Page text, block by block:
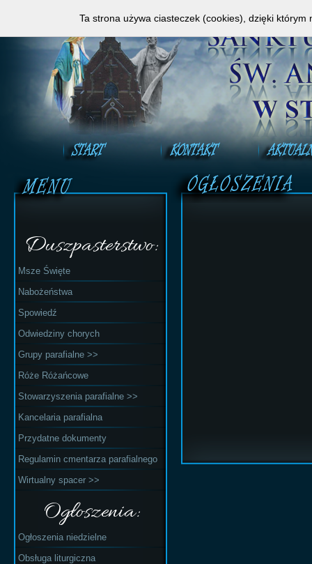
Duszpasterstwo:
Msze Święte
Nabożeństwa
Spowiedź
Odwiedziny chorych
Grupy parafialne >>
Róże Różańcowe
Stowarzyszenia parafialne >>
Kancelaria parafialna
Przydatne dokumenty
Regulamin cmentarza parafialnego
Wirtualny spacer >>
Ogłoszenia:
Ogłoszenia niedzielne
Obsługa liturgiczna
Ta strona używa ciasteczek (cookies), dzięki którym